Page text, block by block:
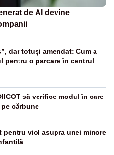
de AI devine
dar totuși amendat: Cum a
pentru o parcare în centrul
să verifice modul în care
cărbune
pentru viol asupra unei minore